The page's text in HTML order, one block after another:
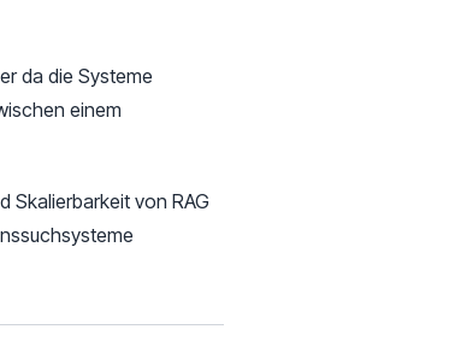
da die Systeme
einem
Skalierbarkeit von RAG